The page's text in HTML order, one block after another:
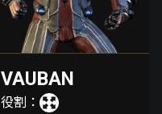
VAUBAN
役割：